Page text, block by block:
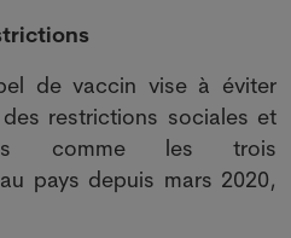
de vaccin vise à éviter
restrictions sociales et
comme les trois
pays depuis mars 2020,